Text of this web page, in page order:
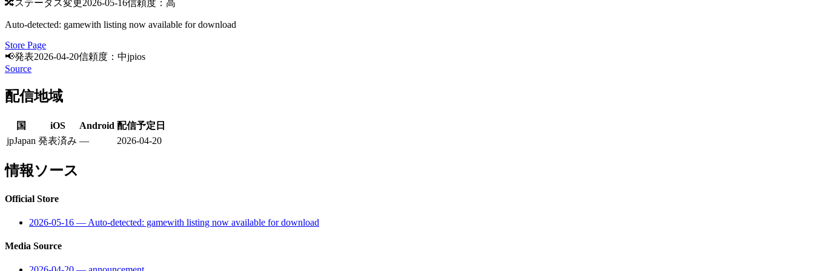
🔀ステータス変更2026-05-16信頼度：高
Auto-detected: gamewith listing now available for download
Store Page
📢発表2026-04-20信頼度：中jpios
Source
配信地域
国 iOS Android 配信予定日
jpJapan 発表済み — 2026-04-20
情報ソース
Official Store
2026-05-16 — Auto-detected: gamewith listing now available for download
Media Source